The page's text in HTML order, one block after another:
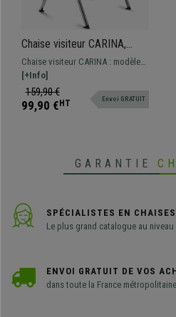
Chaise visiteur CARINA,
Empilable, Crochets
d’Attache, Piétement
Chromé, Crème
Chaise visiteur CARINA : modèle
empilable avec système de
crochets d’attache. Design
moderne et grande qualité de
[+Info]
159,90 €
99,90 € HT Envoi GRATUIT
GARANTIE
SPÉCIALISTES EN CHAISES
Le plus grand catalogue au niveau
ENVOI GRATUIT DE VOS
dans toute la France métropolitaine